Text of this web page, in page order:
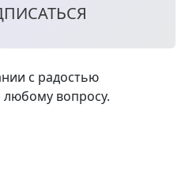
с радостью
любому вопросу.